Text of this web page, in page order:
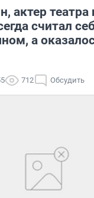
актер театра
считал
а
712 Обсудить